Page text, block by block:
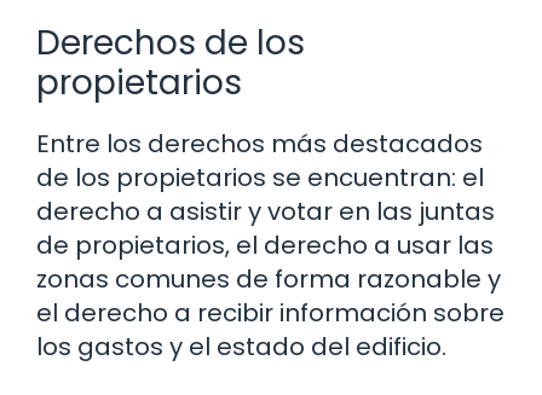
Derechos de los
propietarios
Entre los derechos más destacados
de los propietarios se encuentran: el
derecho a asistir y votar en las juntas
de propietarios, el derecho a usar las
zonas comunes de forma razonable y
el derecho a recibir información sobre
los gastos y el estado del edificio.